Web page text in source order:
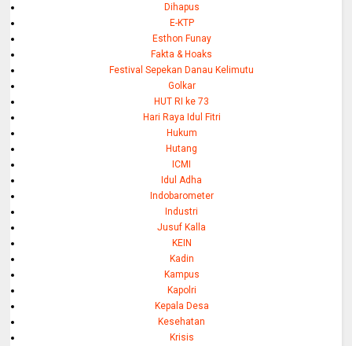
Dihapus
E-KTP
Esthon Funay
Fakta & Hoaks
Festival Sepekan Danau Kelimutu
Golkar
HUT RI ke 73
Hari Raya Idul Fitri
Hukum
Hutang
ICMI
Idul Adha
Indobarometer
Industri
Jusuf Kalla
KEIN
Kadin
Kampus
Kapolri
Kepala Desa
Kesehatan
Krisis